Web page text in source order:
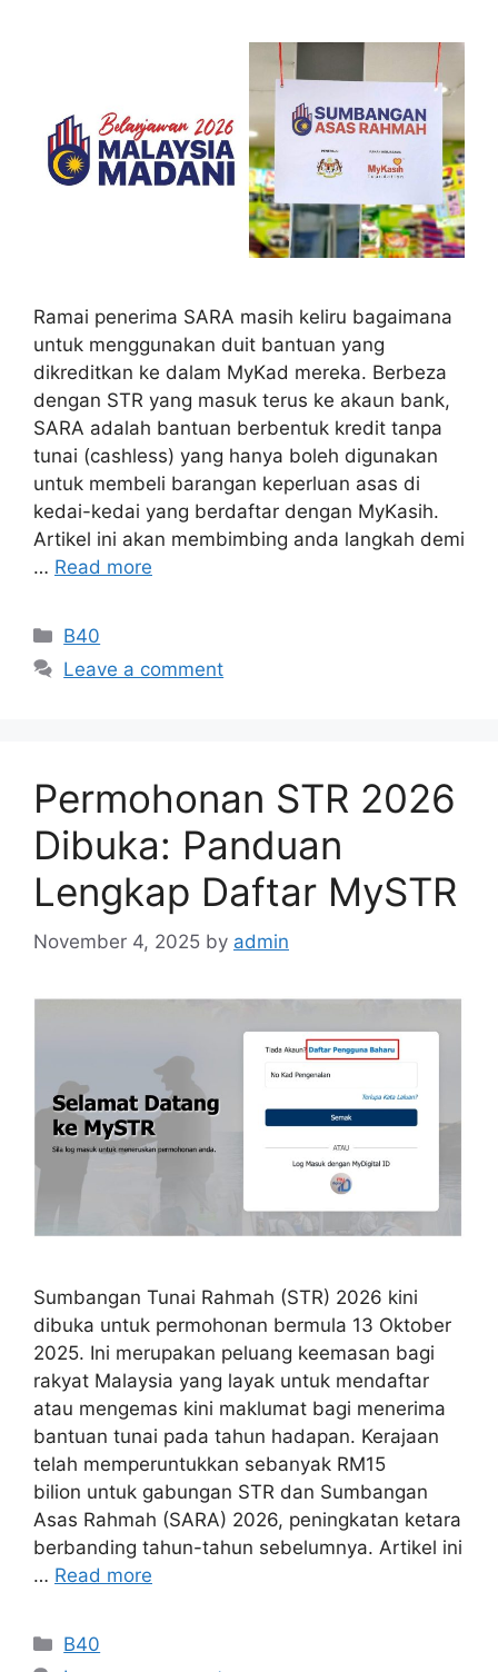
Ramai penerima SARA masih keliru bagaimana
untuk menggunakan duit bantuan yang
dikreditkan ke dalam MyKad mereka. Berbeza
dengan STR yang masuk terus ke akaun bank,
SARA adalah bantuan berbentuk kredit tanpa
tunai (cashless) yang hanya boleh digunakan
untuk membeli barangan keperluan asas di
kedai-kedai yang berdaftar dengan MyKasih.
Artikel ini akan membimbing anda langkah demi
… Read more
Categories
B40
Leave a comment
Permohonan STR 2026
Dibuka: Panduan
Lengkap Daftar MySTR
November 4, 2025 by admin
Sumbangan Tunai Rahmah (STR) 2026 kini
dibuka untuk permohonan bermula 13 Oktober
2025. Ini merupakan peluang keemasan bagi
rakyat Malaysia yang layak untuk mendaftar
atau mengemas kini maklumat bagi menerima
bantuan tunai pada tahun hadapan. Kerajaan
telah memperuntukkan sebanyak RM15
bilion untuk gabungan STR dan Sumbangan
Asas Rahmah (SARA) 2026, peningkatan ketara
berbanding tahun-tahun sebelumnya. Artikel ini
… Read more
Categories
B40